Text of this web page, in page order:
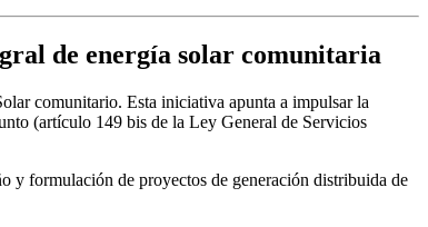
de energía solar comunitaria
comunitario. Esta iniciativa apunta a impulsar la
(artículo 149 bis de la Ley General de Servicios
y formulación de proyectos de generación distribuida de